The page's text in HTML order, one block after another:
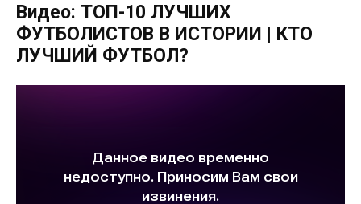
Видео: ТОП-10 ЛУЧШИХ
ФУТБОЛИСТОВ В ИСТОРИИ | КТО
ЛУЧШИЙ ФУТБОЛ?